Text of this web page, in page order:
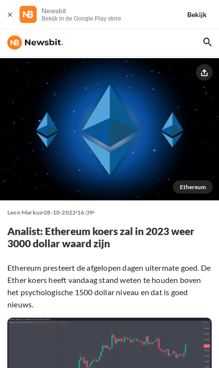
Newsbit
Bekijk in de Google Play store
Bekijk
Ethereum
Leon Markus 28-10-2022 16:39
Analist: Ethereum koers zal in 2023 weer
3000 dollar waard zijn
Ethereum presteert de afgelopen dagen uitermate goed. De
Ether koers heeft vandaag stand weten te houden boven
het psychologische 1500 dollar niveau en dat is goed
nieuws.